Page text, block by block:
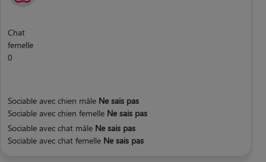
Chat
femelle
0
Sociable avec chien mâle Ne sais pas
Sociable avec chien femelle Ne sais pas
Sociable avec chat mâle Ne sais pas
Sociable avec chat femelle Ne sais pas